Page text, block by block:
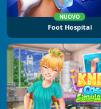
NUOVO
Foot Hospital